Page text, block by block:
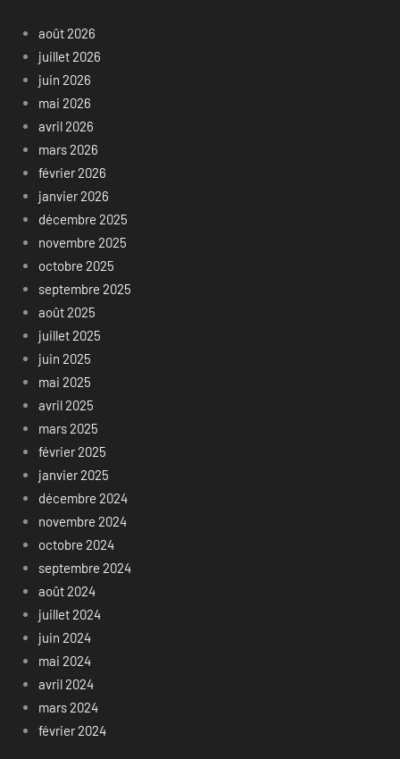
août 2026
juillet 2026
juin 2026
mai 2026
avril 2026
mars 2026
février 2026
janvier 2026
décembre 2025
novembre 2025
octobre 2025
septembre 2025
août 2025
juillet 2025
juin 2025
mai 2025
avril 2025
mars 2025
février 2025
janvier 2025
décembre 2024
novembre 2024
octobre 2024
septembre 2024
août 2024
juillet 2024
juin 2024
mai 2024
avril 2024
mars 2024
février 2024